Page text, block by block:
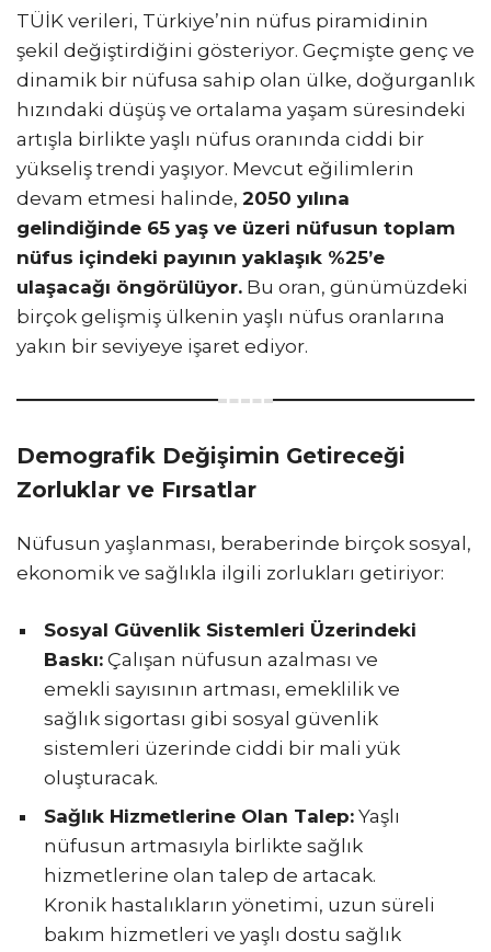
TÜİK verileri, Türkiye’nin nüfus piramidinin
şekil değiştirdiğini gösteriyor. Geçmişte genç ve
dinamik bir nüfusa sahip olan ülke, doğurganlık
hızındaki düşüş ve ortalama yaşam süresindeki
artışla birlikte yaşlı nüfus oranında ciddi bir
yükseliş trendi yaşıyor. Mevcut eğilimlerin
devam etmesi halinde, 2050 yılına
gelindiğinde 65 yaş ve üzeri nüfusun toplam
nüfus içindeki payının yaklaşık %25’e
ulaşacağı öngörülüyor. Bu oran, günümüzdeki
birçok gelişmiş ülkenin yaşlı nüfus oranlarına
yakın bir seviyeye işaret ediyor.
Demografik Değişimin Getireceği
Zorluklar ve Fırsatlar
Nüfusun yaşlanması, beraberinde birçok sosyal,
ekonomik ve sağlıkla ilgili zorlukları getiriyor:
Sosyal Güvenlik Sistemleri Üzerindeki
Baskı: Çalışan nüfusun azalması ve
emekli sayısının artması, emeklilik ve
sağlık sigortası gibi sosyal güvenlik
sistemleri üzerinde ciddi bir mali yük
oluşturacak.
Sağlık Hizmetlerine Olan Talep: Yaşlı
nüfusun artmasıyla birlikte sağlık
hizmetlerine olan talep de artacak.
Kronik hastalıkların yönetimi, uzun süreli
bakım hizmetleri ve yaşlı dostu sağlık